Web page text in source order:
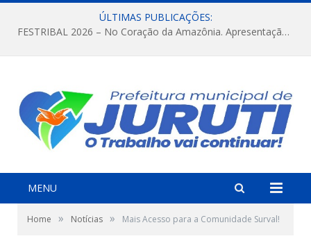
ÚLTIMAS PUBLICAÇÕES:
FESTRIBAL 2026 – No Coração da Amazônia. Apresentação da Munduruku.
MENU
Home » Notícias » Mais Acesso para a Comunidade Surval!